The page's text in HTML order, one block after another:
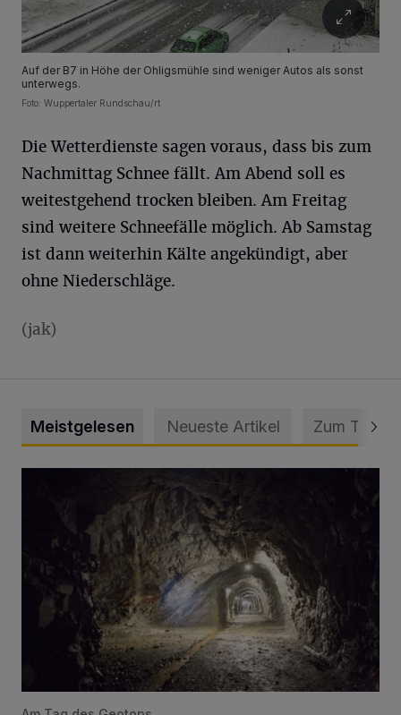
Auf der B7 in Höhe der Ohligsmühle sind weniger Autos als sonst
unterwegs.
Foto: Wuppertaler Rundschau/rt
Die Wetterdienste sagen voraus, dass bis zum
Nachmittag Schnee fällt. Am Abend soll es
weitestgehend trocken bleiben. Am Freitag
sind weitere Schneefälle möglich. Ab Samstag
ist dann weiterhin Kälte angekündigt, aber
ohne Niederschläge.
(jak)
Meistgelesen Neueste Artikel Zum Thema